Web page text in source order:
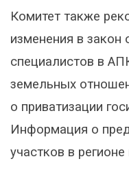
Комитет также
изменения в
специалистов в
земельных
о приватизации
Информация о
участков в